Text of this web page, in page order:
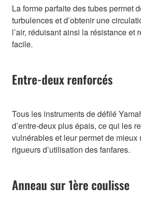
La forme parfaite des tubes permet
turbulences et d’obtenir une
l’air, réduisant ainsi la résistance et
facile.
Entre-deux renforcés
Tous les instruments de défilé
d’entre-deux plus épais, ce qui les
vulnérables et leur permet de mieux
rigueurs d’utilisation des fanfares.
Anneau sur 1ère coulisse